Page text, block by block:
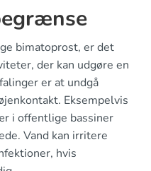
bimatoprost, er det
der kan udgøre en
er at undgå
Eksempelvis
i offentlige bassiner
Vand kan irritere
hvis